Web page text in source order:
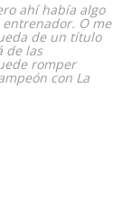
ahí había algo
O me
de un título
de las
romper
con La